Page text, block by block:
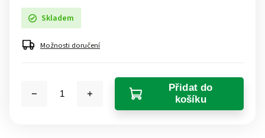
Skladem
Možnosti doručení
Přidat do
košíku